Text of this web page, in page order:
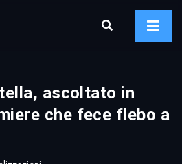
ascoltato in
che fece flebo a